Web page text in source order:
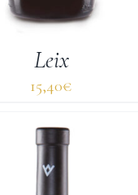
Leix
15,40€